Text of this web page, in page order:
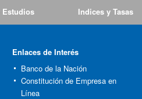
Estudios Indices y Tasas
Enlaces de Interés
Banco de la Nación
Constitución de Empresa en
Línea